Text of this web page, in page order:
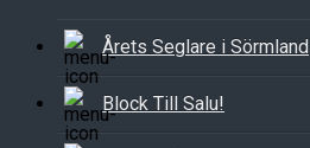
Årets Seglare i Sörmland
Block Till Salu!